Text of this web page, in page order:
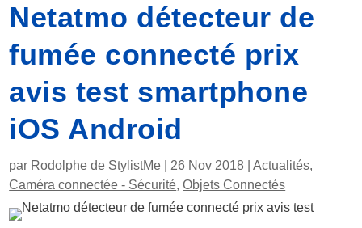
Netatmo détecteur de
fumée connecté prix
avis test smartphone
iOS Android
par Rodolphe de StylistMe 26 Nov 2018 |Actualités,
Caméra connectée - Sécurité,Objets Connectés